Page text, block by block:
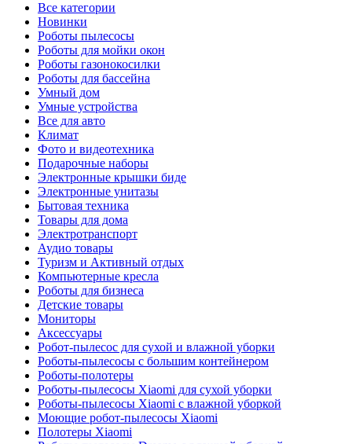
Все категории
Новинки
Роботы пылесосы
Роботы для мойки окон
Роботы газонокосилки
Роботы для бассейна
Умный дом
Умные устройства
Все для авто
Климат
Фото и видеотехника
Подарочные наборы
Электронные крышки биде
Электронные унитазы
Бытовая техника
Товары для дома
Электротранспорт
Аудио товары
Туризм и Активный отдых
Компьютерные кресла
Роботы для бизнеса
Детские товары
Мониторы
Аксессуары
Робот-пылесос для сухой и влажной уборки
Роботы-пылесосы с большим контейнером
Роботы-полотеры
Роботы-пылесосы Xiaomi для сухой уборки
Роботы-пылесосы Xiaomi с влажной уборкой
Моющие робот-пылесосы Xiaomi
Полотеры Xiaomi